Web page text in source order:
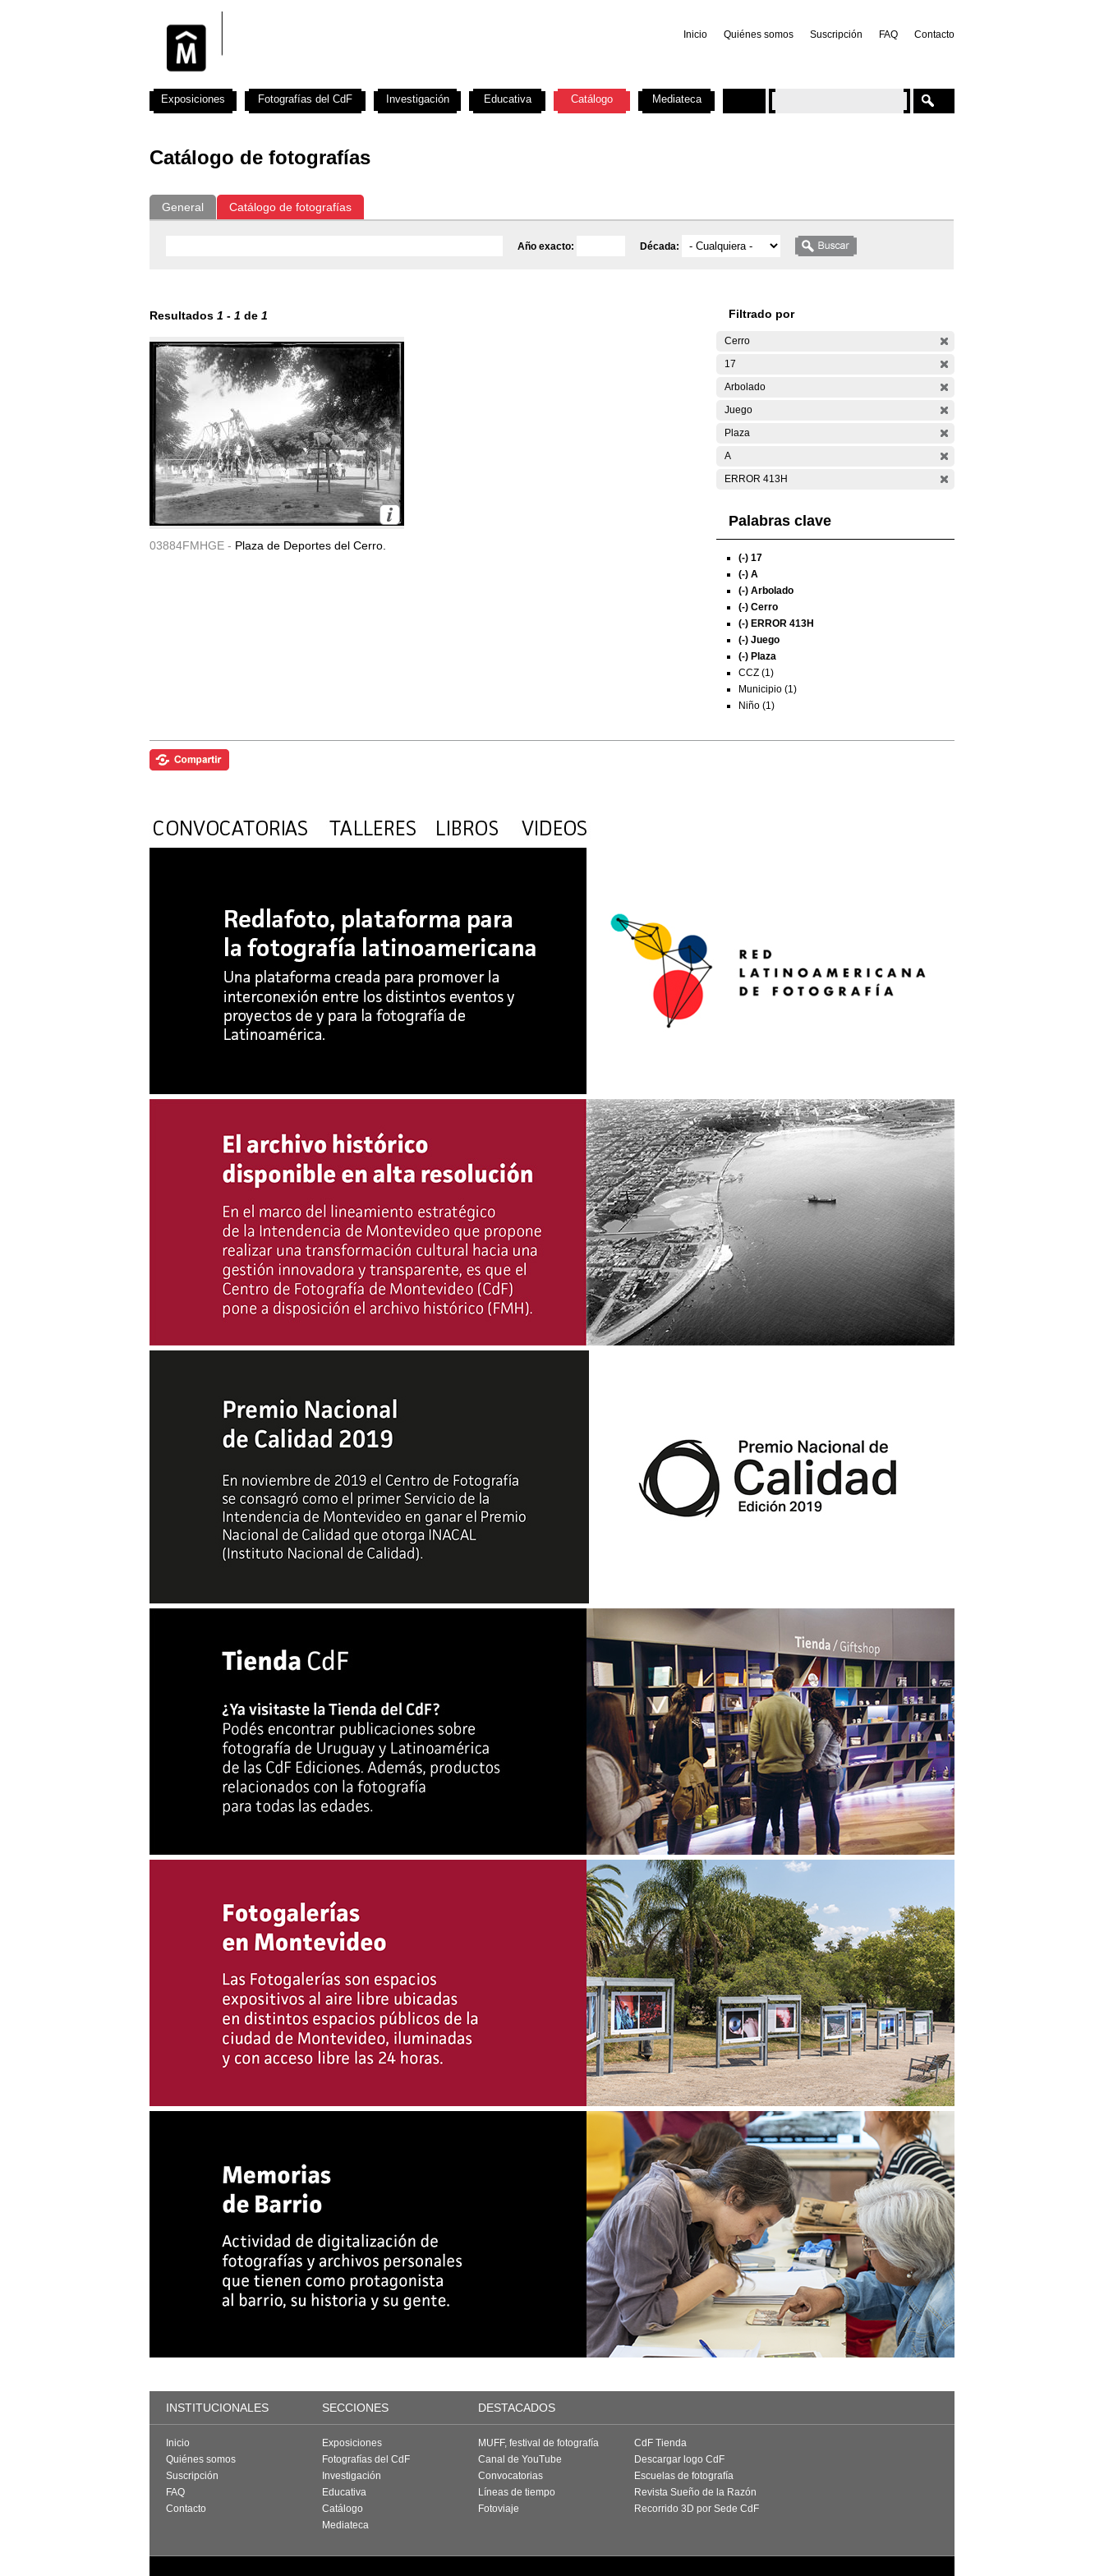
Inicio Quiénes somos Suscripción FAQ Contacto
Catálogo de fotografías
General Catálogo de fotografías
Año exacto: Década:
Resultados 1 - 1 de 1
03884FMHGE - Plaza de Deportes del Cerro.
Filtrado por
Cerro
17
Arbolado
Juego
Plaza
A
ERROR 413H
Palabras clave
(-) 17
(-) A
(-) Arbolado
(-) Cerro
(-) ERROR 413H
(-) Juego
(-) Plaza
CCZ (1)
Municipio (1)
Niño (1)
Exposiciones Fotografías del CdF Investigación Educativa Catálogo Mediateca
INSTITUCIONALES SECCIONES DESTACADOS
Inicio
Quiénes somos
Suscripción
FAQ
Contacto
Exposiciones
Fotografías del CdF
Investigación
Educativa
Catálogo
Mediateca
MUFF, festival de fotografía
Canal de YouTube
Convocatorias
Líneas de tiempo
Fotoviaje
CdF Tienda
Descargar logo CdF
Escuelas de fotografía
Revista Sueño de la Razón
Recorrido 3D por Sede CdF